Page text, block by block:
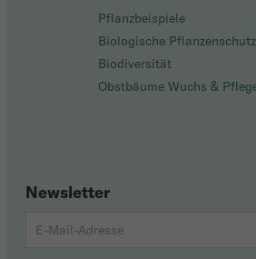
Pflanzbeispiele
Biologische
Biodiversität
Obstbäume Wuchs &
Newsletter